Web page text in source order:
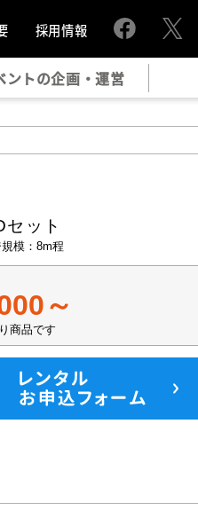
採用情報
ントの企画・運営
ット
模：8m程
～
商品です